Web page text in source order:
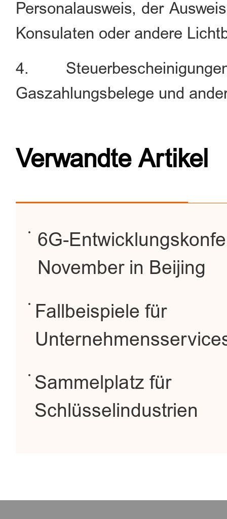
Personalausweis, der
Konsulaten oder andere
4.
Gaszahlungsbelege und
Verwandte Artikel
6G-
November in Beijing
Fallbeispiele für
Sammelplatz für
Schlüsselindustrien